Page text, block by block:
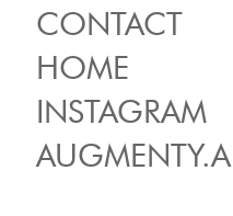
CONTACT
HOME
INSTAGRAM